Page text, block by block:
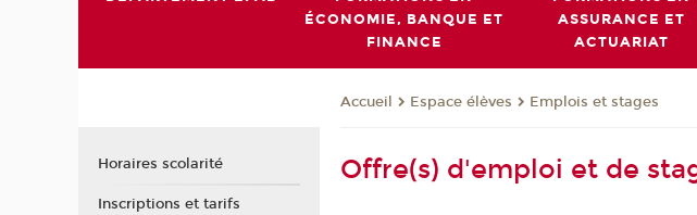
ÉCONOMIE, BANQUE ET
FINANCE
ASSURANCE ET
ACTUARIAT
Accueil Espace élèves Emplois et stages
Offre(s) d'emploi et de
Horaires scolarité
Inscriptions et tarifs